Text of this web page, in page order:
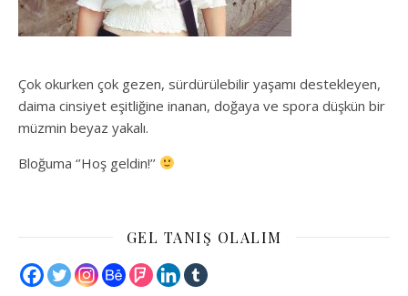
Çok okurken çok gezen, sürdürülebilir yaşamı destekleyen,
daima cinsiyet eşitliğine inanan, doğaya ve spora düşkün bir
müzmin beyaz yakalı.
Bloğuma ‘’Hoş geldin!’’
GEL TANIŞ OLALIM